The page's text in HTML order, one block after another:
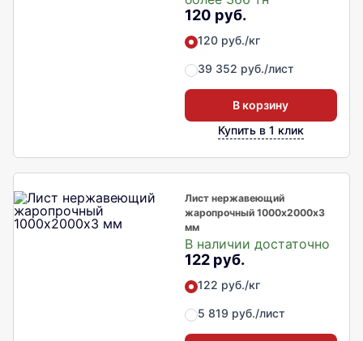
120 руб.
120 руб./кг
39 352 руб./лист
В корзину
Купить в 1 клик
Лист нержавеющий
жаропрочный 1000х2000х3
мм
В наличии достаточно
122 руб.
122 руб./кг
5 819 руб./лист